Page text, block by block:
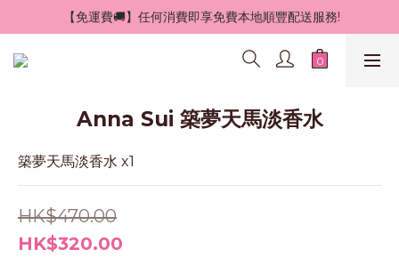
【免運費🚚】任何消費即享免費本地順豐配送服務!
Anna Sui 築夢天馬淡香水
築夢天馬淡香水 x1
HK$470.00
HK$320.00